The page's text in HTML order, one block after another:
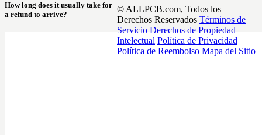
How long does it usually take for
a refund to arrive?
© ALLPCB.com, Todos los
Derechos Reservados Términos de
Servicio Derechos de Propiedad
Intelectual Política de Privacidad
Política de Reembolso Mapa del Sitio